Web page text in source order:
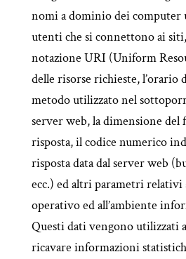
nomi a dominio dei computer
utenti che si connettono ai
notazione URI (Uniform
delle risorse richieste, l’orario
metodo utilizzato nel
server web, la dimensione
risposta, il codice numerico
risposta data dal server web
ecc.) ed altri parametri relativi
operativo ed all’ambiente
Questi dati vengono utilizzati
ricavare informazioni